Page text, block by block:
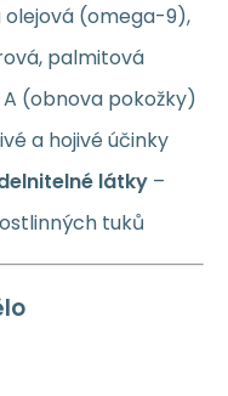
olejová (omega-9),
palmitová
(obnova pokožky)
a hojivé účinky
látky –
tuků